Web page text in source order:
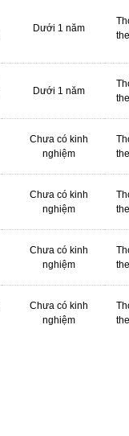
Dưới 1 năm
Dưới 1 năm
Chưa có kinh
nghiệm
Chưa có kinh
nghiệm
Chưa có kinh
nghiệm
Chưa có kinh
nghiệm